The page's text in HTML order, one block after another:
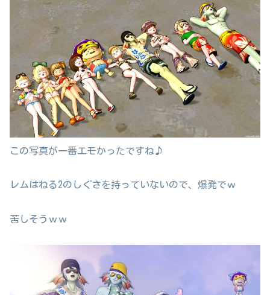
この写真が一番エモかったですね♪
レムはねる2のしぐさを持っていないので、爆発でｗ
苦しそうｗｗ